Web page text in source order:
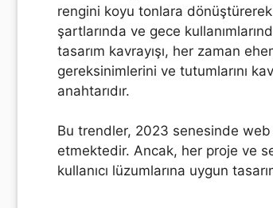
rengini koyu tonlara dönüştürerek
şartlarında ve gece
tasarım kavrayışı, her zaman
gereksinimlerini ve tutumlarını
anahtarıdır.
Bu trendler, 2023 senesinde web
etmektedir. Ancak, her proje ve
kullanıcı lüzumlarına uygun